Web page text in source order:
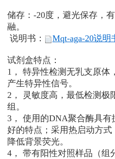
储存：-20度，避光保存，
融。
说明书：
Mqt-aga-20说
试剂盒特点：
1， 特异性检测无乳支原体
产生特异性信号。
2， 灵敏度高，最低检测极
组。
3， 使用的DNA聚合酶具
好的特点；采用热启动方式
降低背景荧光。
4， 带有阳性对照样品（组